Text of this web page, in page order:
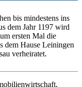
bis mindestens ins
dem Jahr 1197 wird
ersten Mal die
dem Hause Leiningen
verheiratet.